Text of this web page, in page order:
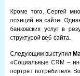
Кроме того, Сергей
позиций на сайте.
банковских услуг в
структурой веб-сайта.
Следующим выступил
«Социальные CRM –
портрет потребителя